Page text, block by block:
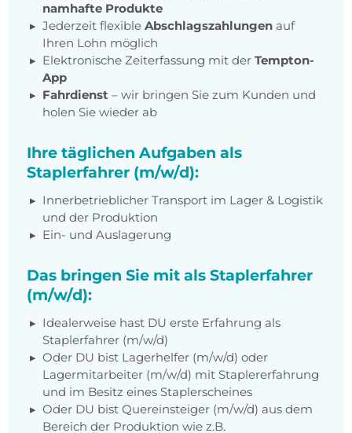
namhafte Produkte
Jederzeit flexible Abschlagszahlungen auf
Ihren Lohn möglich
Elektronische Zeiterfassung mit der Tempton-
App
Fahrdienst – wir bringen Sie zum Kunden und
holen Sie wieder ab
Ihre täglichen Aufgaben als
Staplerfahrer (m/w/d):
Innerbetrieblicher Transport im Lager & Logistik
und der Produktion
Ein- und Auslagerung
Das bringen Sie mit als Staplerfahrer
(m/w/d):
Idealerweise hast DU erste Erfahrung als
Staplerfahrer (m/w/d)
Oder DU bist Lagerhelfer (m/w/d) oder
Lagermitarbeiter (m/w/d) mit Staplererfahrung
und im Besitz eines Staplerscheines
Oder DU bist Quereinsteiger (m/w/d) aus dem
Bereich der Produktion wie z.B.